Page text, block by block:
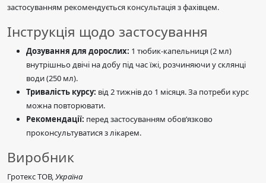
застосуванням рекомендується консультація з фахівцем.
Інструкція щодо застосування
Дозування для дорослих: 1 тюбик-капельниця (2 мл)
внутрішньо двічі на добу під час їжі, розчиняючи у склянці
води (250 мл).
Тривалість курсу: від 2 тижнів до 1 місяця. За потреби курс
можна повторювати.
Рекомендації: перед застосуванням обов’язково
проконсультуватися з лікарем.
Виробник
Гротекс ТОВ,Україна